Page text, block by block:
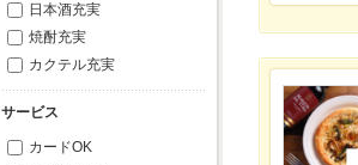
日本酒充実
焼酎充実
カクテル充実
サービス
カードOK